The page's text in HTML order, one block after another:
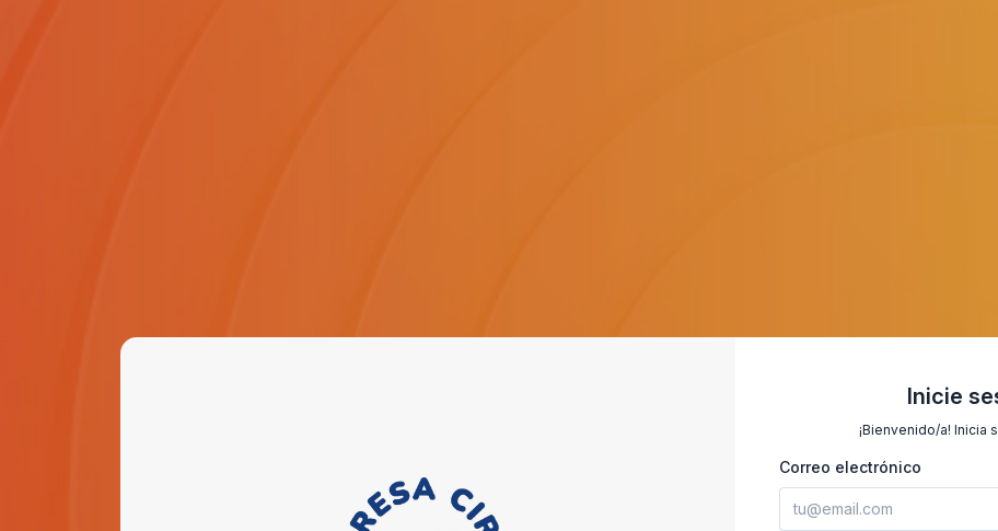
Inicie
¡Bienvenido/a! Inicia
Correo electrónico